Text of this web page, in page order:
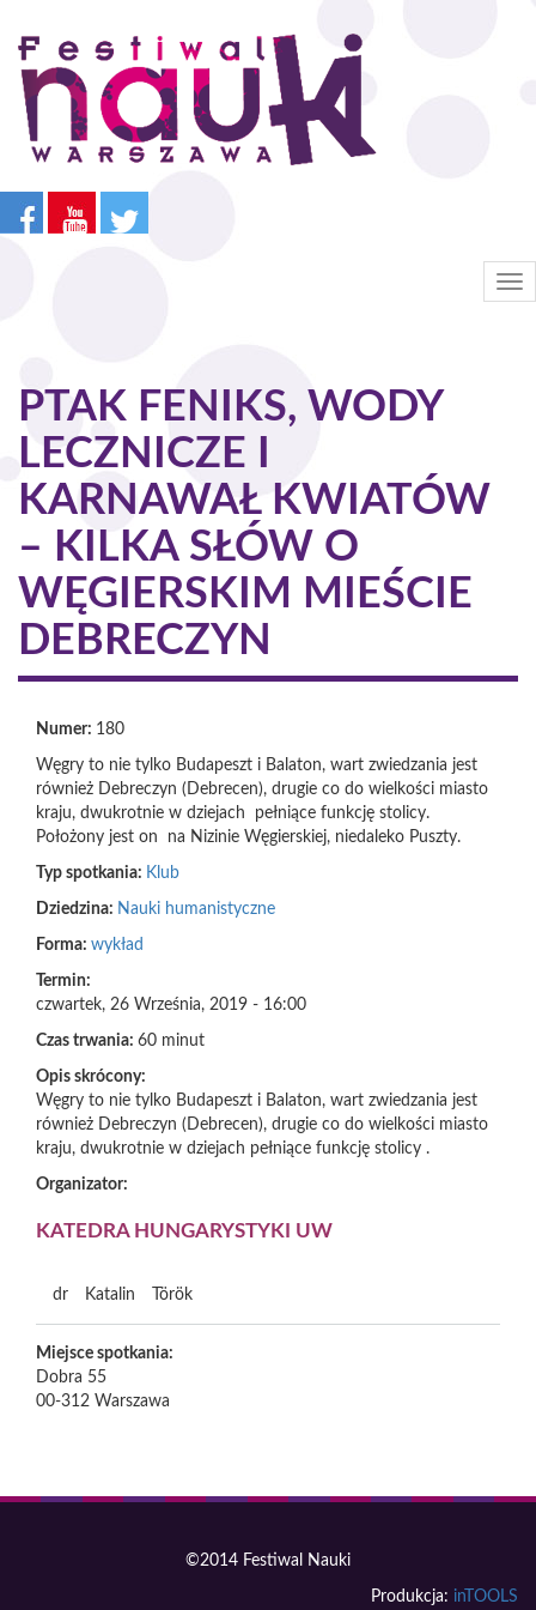
Przejdź
treści
PTAK FENIKS, WODY
LECZNICZE I
KARNAWAŁ KWIATÓW
– KILKA SŁÓW O
WĘGIERSKIM MIEŚCIE
DEBRECZYN
Numer: 180
Węgry to nie tylko Budapeszt i Balaton, wart zwiedzania jest
również Debreczyn (Debrecen), drugie co do wielkości miasto
kraju, dwukrotnie w dziejach pełniące funkcję stolicy.
Położony jest on na Nizinie Węgierskiej, niedaleko Puszty.
Typ spotkania: Klub
Dziedzina: Nauki humanistyczne
Forma: wykład
Termin:
czwartek, 26 Września, 2019 - 16:00
Czas trwania: 60 minut
Opis skrócony:
Węgry to nie tylko Budapeszt i Balaton, wart zwiedzania jest
również Debreczyn (Debrecen), drugie co do wielkości miasto
kraju, dwukrotnie w dziejach pełniące funkcję stolicy .
Organizator:
KATEDRA HUNGARYSTYKI UW
dr Katalin Török
Miejsce spotkania:
Dobra 55
00-312 Warszawa
©2014 Festiwal Nauki
Produkcja: inTOOLS